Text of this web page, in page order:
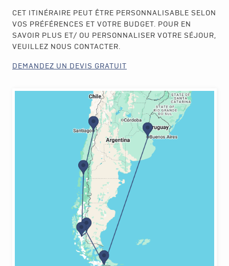
CET ITINÉRAIRE PEUT ÊTRE PERSONNALISABLE SELON
VOS PRÉFÉRENCES ET VOTRE BUDGET. POUR EN
SAVOIR PLUS ET/ OU PERSONNALISER VOTRE SÉJOUR,
VEUILLEZ NOUS CONTACTER.
DEMANDEZ UN DEVIS GRATUIT